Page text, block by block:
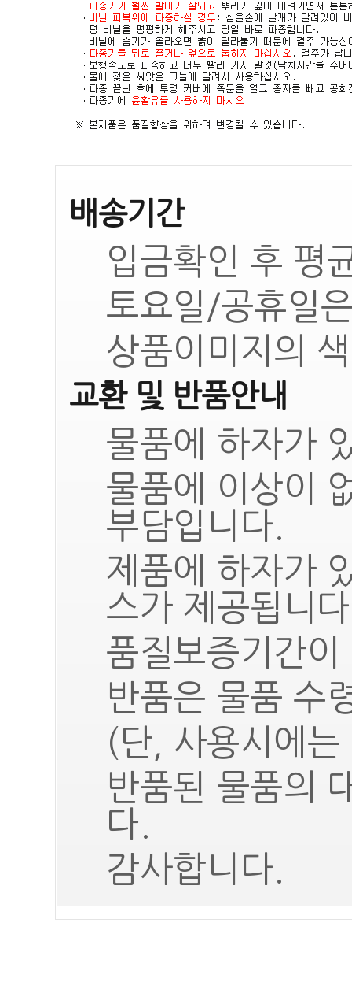
배송기간
입금확인 후 평
토요일/공휴일
상품이미지의
교환 및 반품안내
물품에 하자가
물품에 이상이
부담입니다.
제품에 하자가
스가 제공됩니
품질보증기간
반품은 물품 수
(단, 사용시에
반품된 물품의
다.
감사합니다.